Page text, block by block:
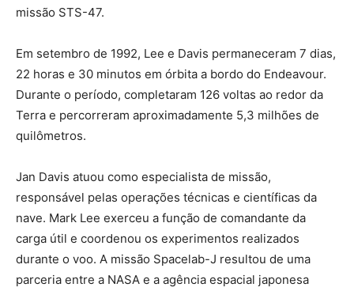
missão STS-47.
Em setembro de 1992, Lee e Davis permaneceram 7 dias,
22 horas e 30 minutos em órbita a bordo do Endeavour.
Durante o período, completaram 126 voltas ao redor da
Terra e percorreram aproximadamente 5,3 milhões de
quilômetros.
Jan Davis atuou como especialista de missão,
responsável pelas operações técnicas e científicas da
nave. Mark Lee exerceu a função de comandante da
carga útil e coordenou os experimentos realizados
durante o voo. A missão Spacelab-J resultou de uma
parceria entre a NASA e a agência espacial japonesa